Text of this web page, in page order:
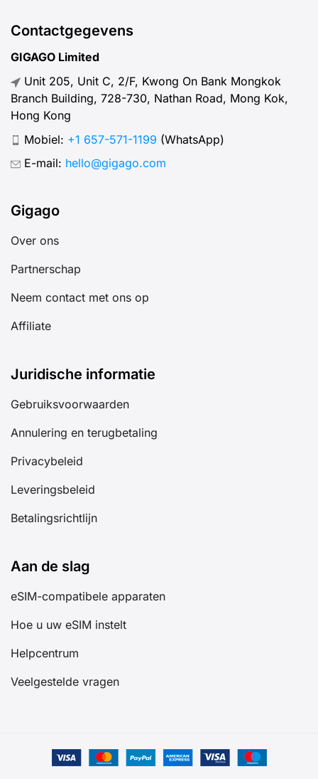
Contactgegevens
GIGAGO Limited
Unit 205, Unit C, 2/F, Kwong On Bank Mongkok
Branch Building, 728-730, Nathan Road, Mong Kok,
Hong Kong
Mobiel: +1 657-571-1199 (WhatsApp)
E-mail: hello@gigago.com
Gigago
Over ons
Partnerschap
Neem contact met ons op
Affiliate
Juridische informatie
Gebruiksvoorwaarden
Annulering en terugbetaling
Privacybeleid
Leveringsbeleid
Betalingsrichtlijn
Aan de slag
eSIM-compatibele apparaten
Hoe u uw eSIM instelt
Helpcentrum
Veelgestelde vragen